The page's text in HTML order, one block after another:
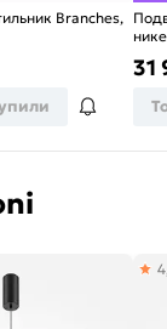
Branches,
31